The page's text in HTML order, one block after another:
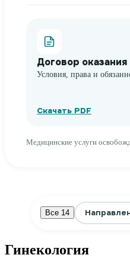
Договор оказания
Условия, права и
Скачать PDF
Медицинские услуги
Все 14
Гинекология